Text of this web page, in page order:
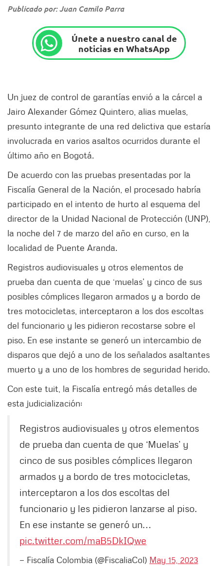
Publicado por: Juan Camilo Parra
Únete a nuestro canal de
noticias en WhatsApp
Un juez de control de garantías envió a la cárcel a
Jairo Alexander Gómez Quintero, alias muelas,
presunto integrante de una red delictiva que estaría
involucrada en varios asaltos ocurridos durante el
último año en Bogotá.
De acuerdo con las pruebas presentadas por la
Fiscalía General de la Nación, el procesado habría
participado en el intento de hurto al esquema del
director de la Unidad Nacional de Protección (UNP),
la noche del 7 de marzo del año en curso, en la
localidad de Puente Aranda.
Registros audiovisuales y otros elementos de
prueba dan cuenta de que ‘muelas’ y cinco de sus
posibles cómplices llegaron armados y a bordo de
tres motocicletas, interceptaron a los dos escoltas
del funcionario y les pidieron recostarse sobre el
piso. En ese instante se generó un intercambio de
disparos que dejó a uno de los señalados asaltantes
muerto y a uno de los hombres de seguridad herido.
Con este tuit, la Fiscalía entregó más detalles de
esta judicialización:
Registros audiovisuales y otros elementos
de prueba dan cuenta de que ‘Muelas’ y
cinco de sus posibles cómplices llegaron
armados y a bordo de tres motocicletas,
interceptaron a los dos escoltas del
funcionario y les pidieron lanzarse al piso.
En ese instante se generó un…
pic.twitter.com/maB5DkIQwe
— Fiscalía Colombia (@FiscaliaCol) May 15, 2023